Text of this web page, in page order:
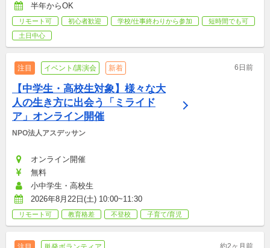
半年からOK
リモート可 初心者歓迎 学校/仕事終わりから参加
短時間でも可
土日中心
注目 イベント/講演会 新着 6日前
【中学生・高校生対象】様々な大
人の生き方に出会う「ミライド
ア」オンライン開催
NPO法人アスデッサン
オンライン開催
無料
小中学生・高校生
2026年8月22日(土) 10:00~11:30
リモート可 教育格差 不登校 子育て/育児
約2ヶ月前